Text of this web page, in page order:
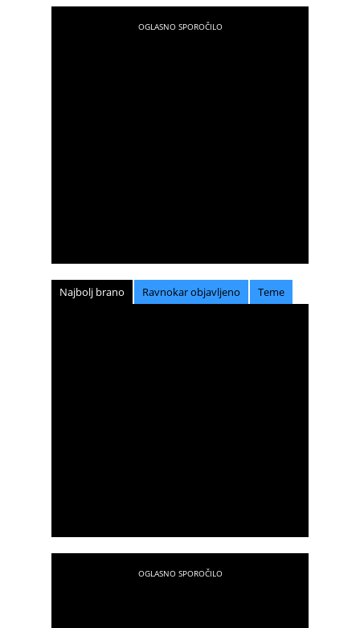
Najbolj brano Ravnokar objavljeno Teme